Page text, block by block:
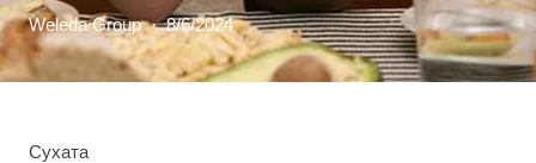
Weleda Group · 8/6/2024
Сухата